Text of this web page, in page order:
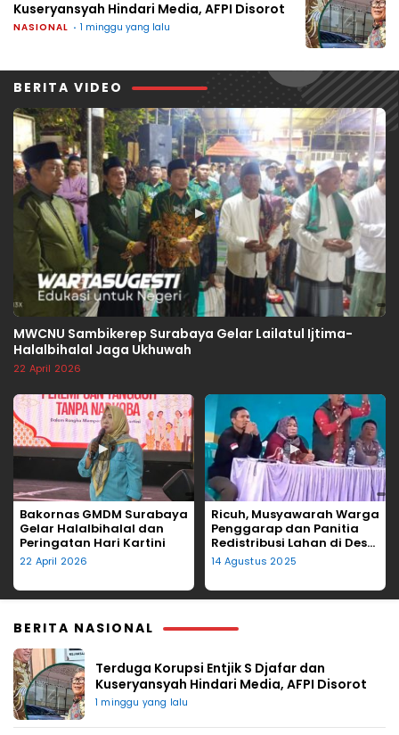
Kuseryansyah Hindari Media, AFPI Disorot
NASIONAL 1 minggu yang lalu
BERITA VIDEO
▶
MWCNU Sambikerep Surabaya Gelar Lailatul Ijtima-
Halalbihalal Jaga Ukhuwah
22 April 2026
▶
Bakornas GMDM Surabaya
Gelar Halalbihalal dan
Peringatan Hari Kartini
22 April 2026
▶
Ricuh, Musyawarah Warga
Penggarap dan Panitia
Redistribusi Lahan di Desa
Tegalgede Diwarnai
Lemparan Kursi
14 Agustus 2025
BERITA NASIONAL
Terduga Korupsi Entjik S Djafar dan
Kuseryansyah Hindari Media, AFPI Disorot
1 minggu yang lalu